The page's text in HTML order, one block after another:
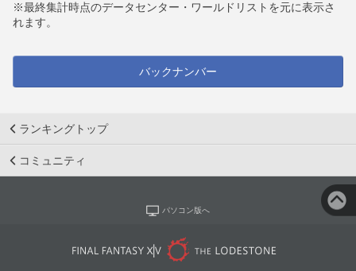
※最終集計時点のデータセンター・ワールドリストを元に表示さ
れます。
バックナンバー
ランキングトップ
コミュニティ
パソコン版へ